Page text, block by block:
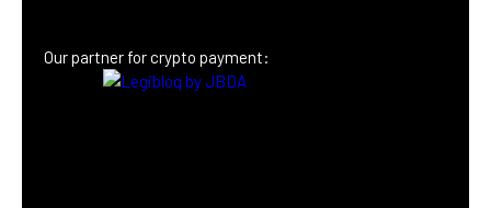
Our partner for crypto payment: